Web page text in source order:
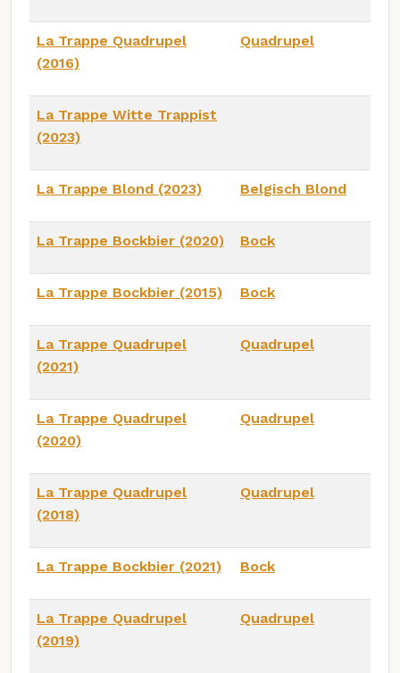
La Trappe Quadrupel
(2016)
Quadrupel
La Trappe Witte Trappist
(2023)
La Trappe Blond (2023) Belgisch Blond
La Trappe Bockbier (2020) Bock
La Trappe Bockbier (2015) Bock
La Trappe Quadrupel
(2021)
Quadrupel
La Trappe Quadrupel
(2020)
Quadrupel
La Trappe Quadrupel
(2018)
Quadrupel
La Trappe Bockbier (2021) Bock
La Trappe Quadrupel
(2019)
Quadrupel